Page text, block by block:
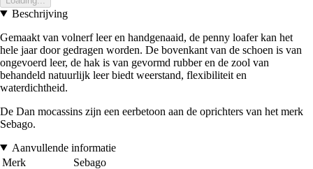
Beschrijving
Gemaakt van volnerf leer en handgenaaid, de penny loafer kan het
hele jaar door gedragen worden. De bovenkant van de schoen is van
ongevoerd leer, de hak is van gevormd rubber en de zool van
behandeld natuurlijk leer biedt weerstand, flexibiliteit en
waterdichtheid.
De Dan mocassins zijn een eerbetoon aan de oprichters van het merk
Sebago.
Aanvullende informatie
Merk
Sebago